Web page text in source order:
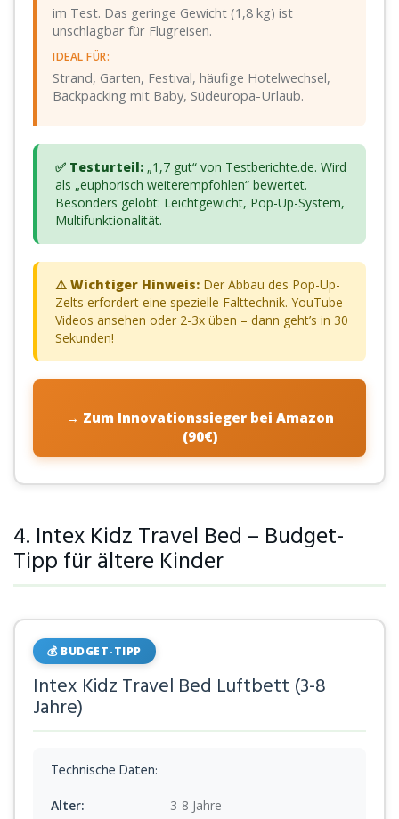
im Test. Das geringe Gewicht (1,8 kg) ist
unschlagbar für Flugreisen.
IDEAL FÜR:
Strand, Garten, Festival, häufige Hotelwechsel,
Backpacking mit Baby, Südeuropa-Urlaub.
✅ Testurteil: „1,7 gut“ von Testberichte.de. Wird
als „euphorisch weiterempfohlen“ bewertet.
Besonders gelobt: Leichtgewicht, Pop-Up-System,
Multifunktionalität.
⚠️ Wichtiger Hinweis: Der Abbau des Pop-Up-
Zelts erfordert eine spezielle Falttechnik. YouTube-
Videos ansehen oder 2-3x üben – dann geht’s in 30
Sekunden!
→ Zum Innovationssieger bei Amazon
(90€)
4. Intex Kidz Travel Bed – Budget-
Tipp für ältere Kinder
💰 BUDGET-TIPP
Intex Kidz Travel Bed Luftbett (3-8
Jahre)
Technische Daten:
Alter:
3-8 Jahre